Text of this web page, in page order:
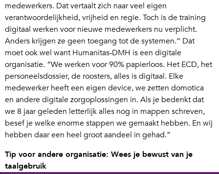
medewerkers. Dat vertaalt zich naar veel eigen
verantwoordelijkheid, vrijheid en regie. Toch is de training
digitaal werken voor nieuwe medewerkers nu verplicht.
Anders krijgen ze geen toegang tot de systemen.” Dat
moet ook wel want Humanitas-DMH is een digitale
organisatie. “We werken voor 90% papierloos. Het ECD, het
personeelsdossier, de roosters, alles is digitaal. Elke
medewerker heeft een eigen device, we zetten domotica
en andere digitale zorgoplossingen in. Als je bedenkt dat
we 8 jaar geleden letterlijk alles nog in mappen schreven,
besef je welke enorme stappen we gemaakt hebben. En wij
hebben daar een heel groot aandeel in gehad.”
Tip voor andere organisatie: Wees je bewust van je
taalgebruik